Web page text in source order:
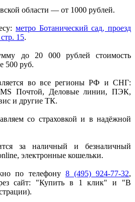
области — от 1000 рублей.
метро Ботанический сад, проезд
15.
до 20 000 рублей стоимость
500 руб.
во все регионы РФ и СНГ:
Почтой, Деловые линии, ПЭК,
и другие ТК.
со страховкой и в надёжной
за наличный и безналичный
электронные кошельки.
по телефону 8 (495) 924-77-32,
сайт: "Купить в 1 клик" и "В